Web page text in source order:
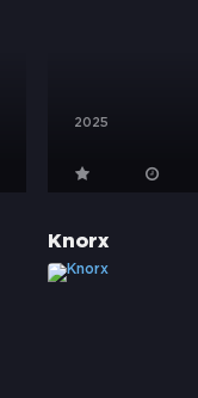
2025
Knorx